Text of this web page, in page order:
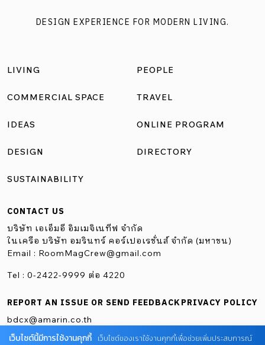
ภาพป่าสนในยามรุ่งสาง ซึ่งแทนภาพด้วยจำนวนของเสาเหล็กทำ
ตัวอาคารไปในช่วงเวลาต่าง ๆ เกิดเป็นเส้นสายพาดผ่านลงบน
แสงแดด ด้านฟังก์ชันการใช้งาน ที่นี่ประกอบด้วยห้องพัก
จำนวน 12 […]
DESIGN EXPERIENCE FOR MODERN LIVING.
LIVING
COMMERCIAL SPACE
IDEAS
DESIGN
SUSTAINABILITY
PEOPLE
TRAVEL
ONLINE PROGRAM
DIRECTORY
CONTACT US
บริษัท เอเอ็มอี อิมเมจิเนทีฟ จำกัด
ในเครือ บริษัท อมรินทร์ คอร์เปอเรชั่นส์ จำกัด (มหาชน)
Email : RoomMagCrew@gmail.com
Tel : 0-2422-9999 ต่อ 4220
REPORT AN ISSUE OR SEND FEEDBACK
bdcx@amarin.co.th
PRIVACY POLICY
เว็บไซต์นี้มีการใช้งานคุกกี้ เว็บไซต์ของเราใช้งานคุกกี้เพื่อช่วยเพิ่มประสบการณ์